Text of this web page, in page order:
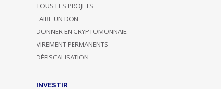
TOUS LES PROJETS
FAIRE UN DON
DONNER EN CRYPTOMONNAIE
VIREMENT PERMANENTS
DÉFISCALISATION
INVESTIR